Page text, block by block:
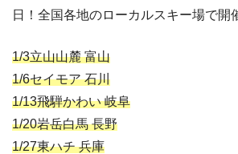
日！全国各地のローカルスキー場で開
1/3立山山麓 富山
1/6セイモア 石川
1/13飛騨かわい 岐阜
1/20岩岳白馬 長野
1/27東ハチ 兵庫